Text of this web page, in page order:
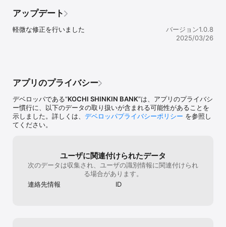
報、クーポン情報
みんなのジモッチャおよびジモッチャビジネスは､高知信用金庫が創
立１００周年事業として取り組みしている「地域未来デジタル化貢
献プロジェクト」の一環として､㈰地域情報のプラットフォーム化､
㈪地域事業者へのデジタル化貢献､㈫地域の商流創造を目標として開
発し､提供する地域ポータルアプリです。
アップデート
軽微な修正を行いました
バージョン1.0.8
2025/03/26
アプリのプライバシー
デベロッパである“KOCHI SHINKIN BANK”は、アプリのプライバシ
ー慣行に、以下のデータの取り扱いが含まれる可能性があることを
示しました。詳しくは、 デベロッパプライバシーポリシー を参照し
てください。
ユーザに関連付けられたデータ
次のデータは収集され、ユーザの識別情報に関連付けられ
る場合があります。
連絡先情報
ID